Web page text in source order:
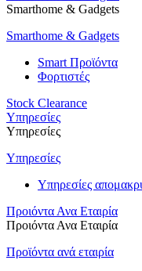
Smarthome & Gadgets
Smarthome & Gadgets
Smart Προϊόντα
Φορτιστές
Stock Clearance
Υπηρεσίες
Υπηρεσίες
Υπηρεσίες
Υπηρεσίες
Προιόντα Ανα Εταιρία
Προιόντα Ανα Εταιρία
Προϊόντα ανά εταιρία